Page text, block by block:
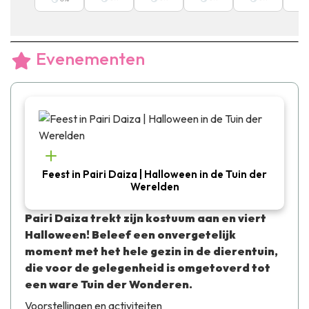
Evenementen
Feest in Pairi Daiza | Halloween in de Tuin der
Werelden
Pairi Daiza trekt zijn kostuum aan en viert
Halloween! Beleef een onvergetelijk
moment met het hele gezin in de dierentuin,
die voor de gelegenheid is omgetoverd tot
een ware Tuin der Wonderen.
Voorstellingen en activiteiten